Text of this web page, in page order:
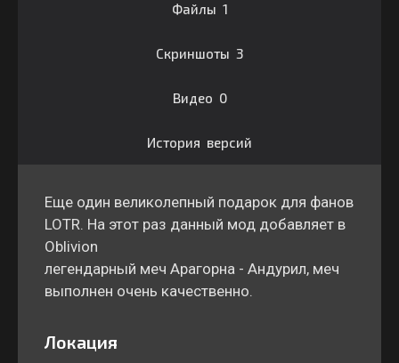
Файлы 1
Скриншоты 3
Видео 0
История версий
Еще один великолепный подарок для фанов
LOTR. На этот раз данный мод добавляет в
Oblivion
легендарный меч Арагорна - Андурил, меч
выполнен очень качественно.
Локация